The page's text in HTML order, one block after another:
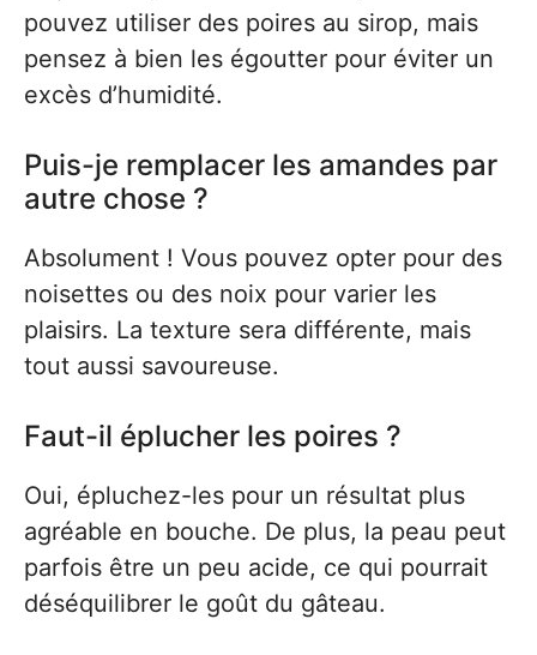
pouvez utiliser des poires au sirop, mais
pensez à bien les égoutter pour éviter un
excès d’humidité.
Puis-je remplacer les amandes par
autre chose ?
Absolument ! Vous pouvez opter pour des
noisettes ou des noix pour varier les
plaisirs. La texture sera différente, mais
tout aussi savoureuse.
Faut-il éplucher les poires ?
Oui, épluchez-les pour un résultat plus
agréable en bouche. De plus, la peau peut
parfois être un peu acide, ce qui pourrait
déséquilibrer le goût du gâteau.